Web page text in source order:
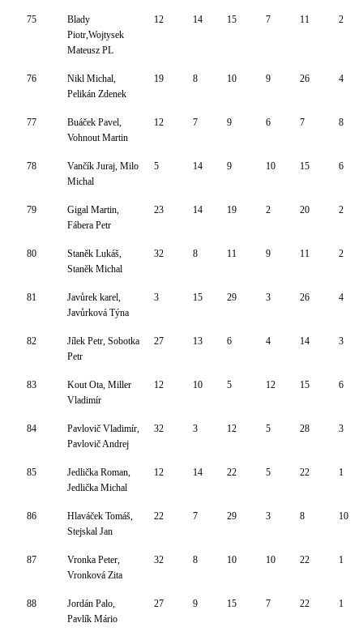
75
Blady
Piotr,Wojtysek
Mateusz PL
12 14 15 7 11 2
76
Nikl Michal,
Pelikán Zdenek
19 8 10 9 26 4
77
Buáček Pavel,
Vohnout Martin
12 7 9 6 7 8
78
Vančík Juraj, Milo
Michal
5 14 9 10 15 6
79
Gigal Martin,
Fábera Petr
23 14 19 2 20 2
80
Staněk Lukáš,
Staněk Michal
32 8 11 9 11 2
81
Javůrek karel,
Javůrková Týna
3 15 29 3 26 4
82
Jílek Petr, Sobotka
Petr
27 13 6 4 14 3
83
Kout Ota, Miller
Vladimír
12 10 5 12 15 6
84
Pavlovič Vladimír,
Pavlovič Andrej
32 3 12 5 28 3
85
Jedlička Roman,
Jedlička Michal
12 14 22 5 22 1
86
Hlaváček Tomáš,
Stejskal Jan
22 7 29 3 8 10
87
Vronka Peter,
Vronková Zita
32 8 10 10 22 1
88
Jordán Palo,
Pavlík Mário
27 9 15 7 22 1